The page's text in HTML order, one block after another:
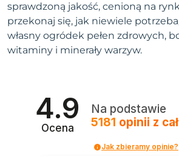
sprawdzoną jakość, cenioną na
przekonaj się, jak niewiele
własny ogródek pełen zdrowych,
witaminy i minerały warzyw.
4.9
Ocena
Na podstawie
5181 opinii z
Jak zbieramy opinie?